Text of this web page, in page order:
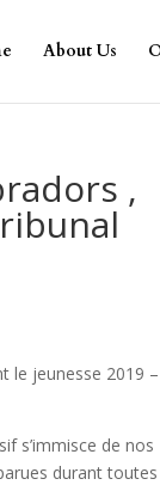
About Us
,
le jeunesse 2019 –
s’immisce de nos
durant